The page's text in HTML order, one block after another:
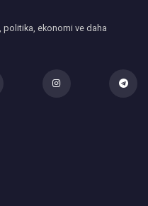
politika, ekonomi ve daha